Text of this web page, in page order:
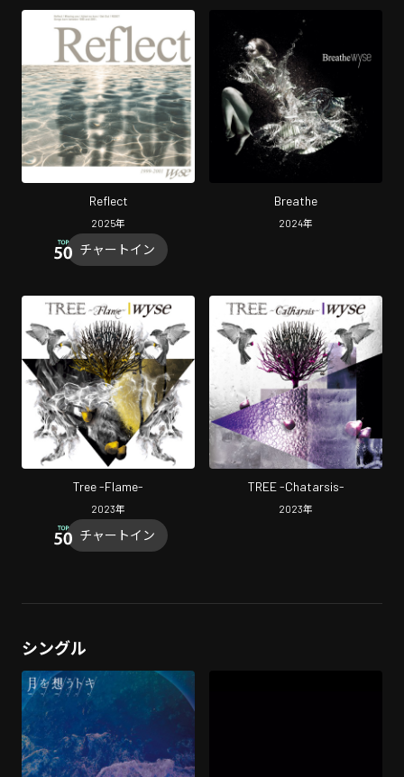
Reflect
2025年
チャートイン
Breathe
2024年
Tree -Flame-
2023年
チャートイン
TREE -Chatarsis-
2023年
シングル